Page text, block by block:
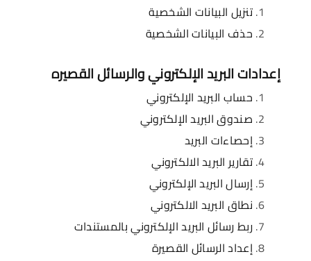
تنزيل البيانات الشخصية
حذف البيانات الشخصية
إعدادات البريد الإلكتروني والرسائل القصيره
حساب البريد الإلكتروني
صندوق البريد الإلكتروني
إحصاءات البريد
تقارير البريد الالكتروني
إرسال البريد الإلكتروني
نطاق البريد الالكتروني
ربط رسائل البريد الإلكتروني بالمستندات
إعداد الرسائل القصيرة